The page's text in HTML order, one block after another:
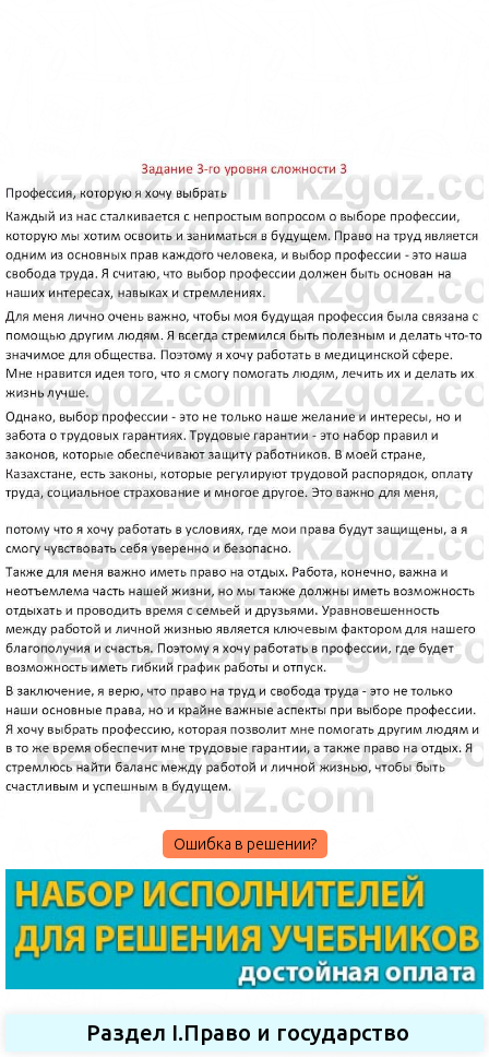
Ошибка в решении?
Раздел I.Право и государство